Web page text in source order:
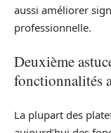
aussi améliorer
professionnelle.
Deuxième
fonctionnalités
La plupart des